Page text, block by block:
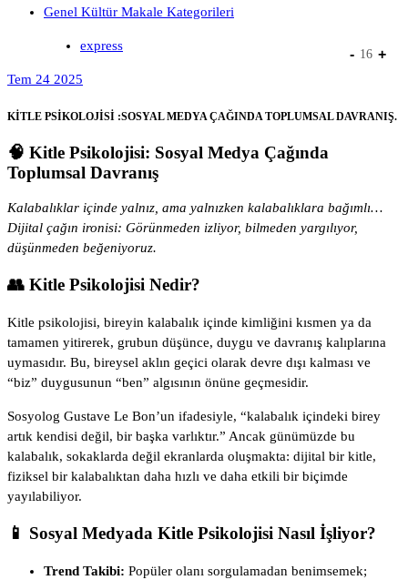
Genel Kültür Makale Kategorileri
express
Tem 24 2025
KİTLE PSİKOLOJİSİ :SOSYAL MEDYA ÇAĞINDA TOPLUMSAL DAVRANIŞ.
🧠 Kitle Psikolojisi: Sosyal Medya Çağında
Toplumsal Davranış
Kalabalıklar içinde yalnız, ama yalnızken kalabalıklara bağımlı…
Dijital çağın ironisi: Görünmeden izliyor, bilmeden yargılıyor,
düşünmeden beğeniyoruz.
👥 Kitle Psikolojisi Nedir?
Kitle psikolojisi, bireyin kalabalık içinde kimliğini kısmen ya da
tamamen yitirerek, grubun düşünce, duygu ve davranış kalıplarına
uymasıdır. Bu, bireysel aklın geçici olarak devre dışı kalması ve
“biz” duygusunun “ben” algısının önüne geçmesidir.
Sosyolog Gustave Le Bon’un ifadesiyle, “kalabalık içindeki birey
artık kendisi değil, bir başka varlıktır.” Ancak günümüzde bu
kalabalık, sokaklarda değil ekranlarda oluşmakta: dijital bir kitle,
fiziksel bir kalabalıktan daha hızlı ve daha etkili bir biçimde
yayılabiliyor.
📱 Sosyal Medyada Kitle Psikolojisi Nasıl İşliyor?
Trend Takibi: Popüler olanı sorgulamadan benimsemek;
- 16 +